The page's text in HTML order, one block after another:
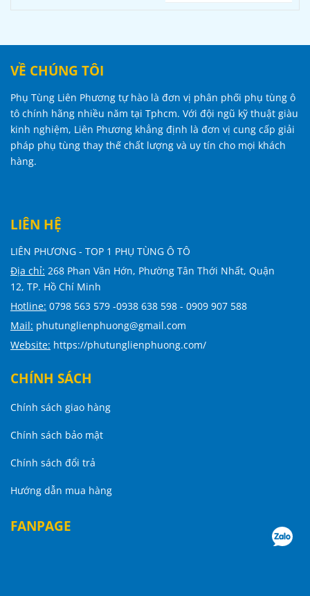
bình
VỀ CHÚNG TÔI
Phụ Tùng Liên Phương tự hào là đơn vị phân phối phụ tùng ô
tô chính hãng nhiều năm tại Tphcm. Với đội ngũ kỹ thuật giàu
kinh nghiệm, Liên Phương khẳng định là đơn vị cung cấp giải
pháp phụ tùng thay thế chất lượng và uy tín cho mọi khách
hàng.
LIÊN HỆ
LIÊN PHƯƠNG - TOP 1 PHỤ TÙNG Ô TÔ
Địa chỉ: 268 Phan Văn Hớn, Phường Tân Thới Nhất, Quận
12, TP. Hồ Chí Minh
Hotline: 0798 563 579 -0938 638 598 - 0909 907 588
Mail: phutunglienphuong@gmail.com
Website: https://phutunglienphuong.com/
CHÍNH SÁCH
Chính sách giao hàng
Chính sách bảo mật
Chính sách đổi trả
Hướng dẫn mua hàng
FANPAGE